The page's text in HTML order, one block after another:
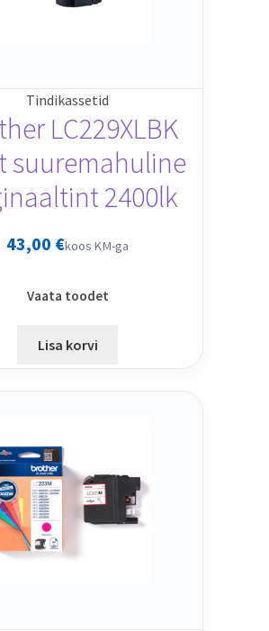
Tindikassetid
LC229XLBK
suuremahuline
2400lk
43,00 €koos KM-ga
Vaata toodet
Lisa korvi